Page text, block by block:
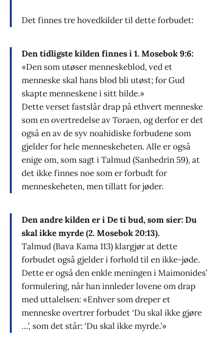
Det finnes tre hovedkilder til dette forbudet:
Den tidligste kilden finnes i 1. Mosebok 9:6:
«Den som utøser menneskeblod, ved et
menneske skal hans blod bli utøst; for Gud
skapte menneskene i sitt bilde.»
Dette verset fastslår drap på ethvert menneske
som en overtredelse av Toraen, og derfor er det
også en av de syv noahidiske forbudene som
gjelder for hele menneskeheten. Alle er også
enige om, som sagt i Talmud (Sanhedrin 59), at
det ikke finnes noe som er forbudt for
menneskeheten, men tillatt for jøder.
Den andre kilden er i De ti bud, som sier: Du
skal ikke myrde (2. Mosebok 20:13).
Talmud (Bava Kama 113) klargjør at dette
forbudet også gjelder i forhold til en ikke-jøde.
Dette er også den enkle meningen i Maimonides’
formulering, når han innleder lovene om drap
med uttalelsen: «Enhver som dreper et
menneske overtrer forbudet ‘Du skal ikke gjøre
…’, som det står: ‘Du skal ikke myrde.’»